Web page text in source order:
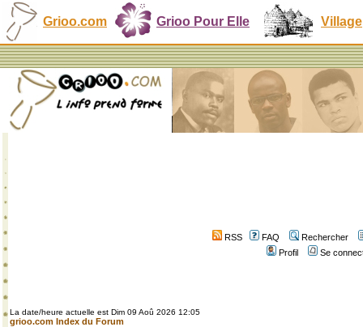
Grioo.com Grioo Pour Elle Village
RSS FAQ
Rechercher
Profil
Se
La date/heure actuelle est Dim 09 Aoû 2026 12:05
grioo.com Index du Forum